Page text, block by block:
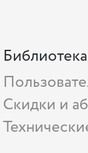
Скидки и